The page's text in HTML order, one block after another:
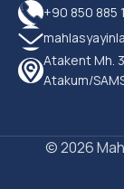
+90 850 885
Atakent Mh.
Atakum/
© 2026